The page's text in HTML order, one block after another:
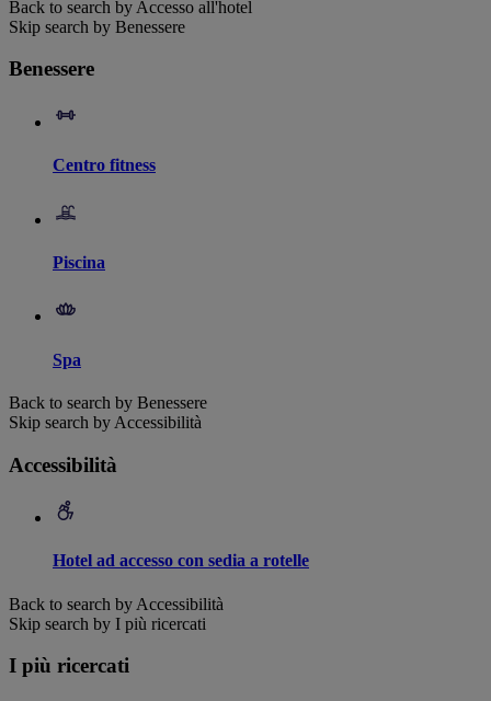
Back to search by Accesso all'hotel
Skip search by Benessere
Benessere
Centro fitness
Piscina
Spa
Back to search by Benessere
Skip search by Accessibilità
Accessibilità
Hotel ad accesso con sedia a rotelle
Back to search by Accessibilità
Skip search by I più ricercati
I più ricercati